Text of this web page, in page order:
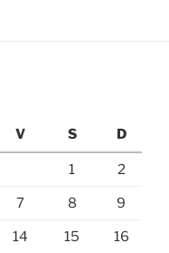
V S D
1 2
7 8 9
14 15 16